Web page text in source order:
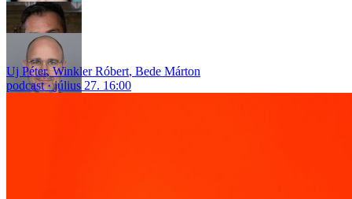
Uj Péter,Winkler Róbert, Bede Márton
podcast
július 27. 16:00